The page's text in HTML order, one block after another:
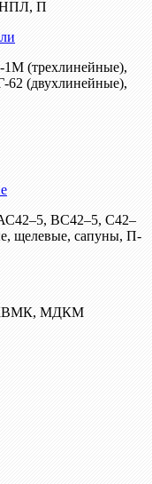
П
(трехлинейные),
(двухлинейные),
ВС42–5, С42–
щелевые, сапуны, П-
МДКМ